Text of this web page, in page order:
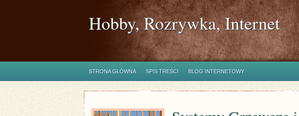
Hobby, Rozrywka, Internet
STRONA GŁÓWNA SPIS TREŚCI BLOG INTERNETOWY